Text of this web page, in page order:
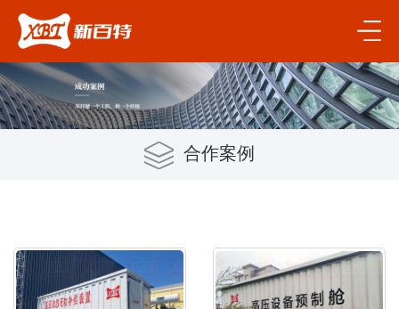
合作案例